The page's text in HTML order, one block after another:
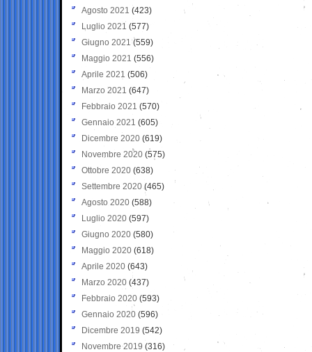
Agosto 2021 (423)
Luglio 2021 (577)
Giugno 2021(559)
Maggio 2021 (556)
Aprile 2021 (506)
Marzo 2021 (647)
Febbraio 2021 (570)
Gennaio 2021 (605)
Dicembre 2020 (619)
Novembre 2020 (575)
Ottobre 2020 (638)
Settembre 2020(465)
Agosto 2020 (588)
Luglio 2020 (597)
Giugno 2020 (580)
Maggio 2020 (618)
Aprile 2020 (643)
Marzo 2020 (437)
Febbraio 2020 (593)
Gennaio 2020 (596)
Dicembre 2019 (542)
Novembre 2019 (316)